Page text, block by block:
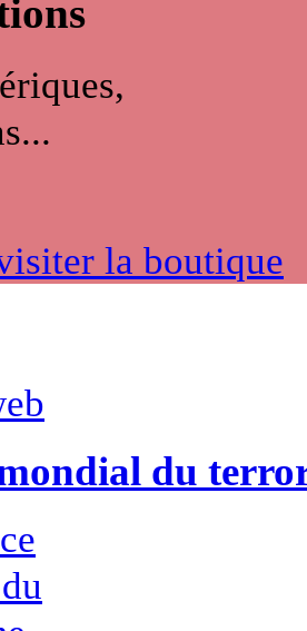
la boutique
du